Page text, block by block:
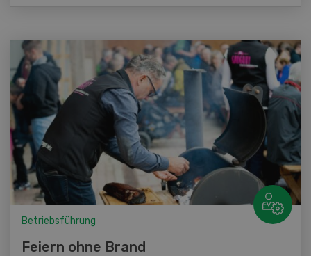
Betriebsführung
Feiern ohne Brand